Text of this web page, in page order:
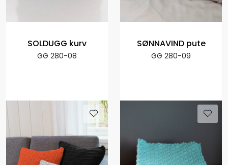
SOLDUGG kurv
GG 280-08
SØNNAVIND pute
GG 280-09